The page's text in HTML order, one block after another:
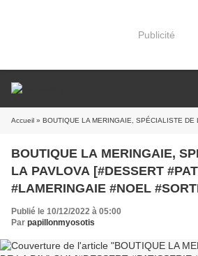
Publicité
Accueil » BOUTIQUE LA MERINGAIE, SPÉCIALISTE DE LA PAVLOVA [#DESSERT
BOUTIQUE LA MERINGAIE,
LA PAVLOVA [#DESSERT
#LAMERINGAIE #NOEL
Publié le 10/12/2022 à 05:00
Par papillonmyosotis